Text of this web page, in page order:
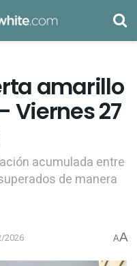
amarillo
Viernes 27
acumulada entre
de manera
2026 AA